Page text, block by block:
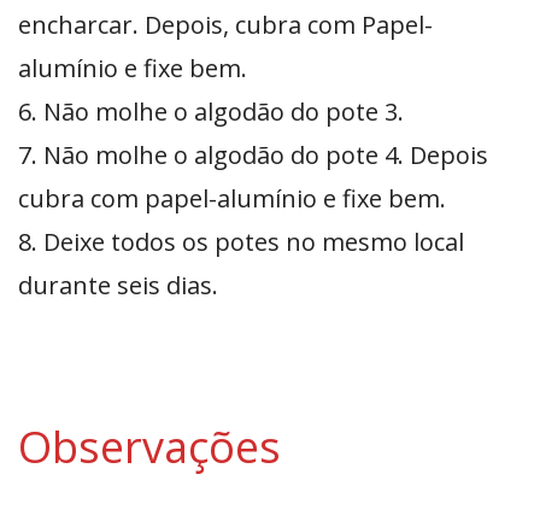
encharcar. Depois, cubra com Papel-
alumínio e fixe bem.
6. Não molhe o algodão do pote 3.
7. Não molhe o algodão do pote 4. Depois
cubra com papel-alumínio e fixe bem.
8. Deixe todos os potes no mesmo local
durante seis dias.
Observações